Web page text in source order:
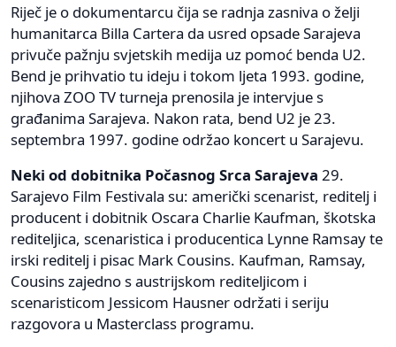
Riječ je o dokumentarcu čija se radnja zasniva o želji
humanitarca Billa Cartera da usred opsade Sarajeva
privuče pažnju svjetskih medija uz pomoć benda U2.
Bend je prihvatio tu ideju i tokom ljeta 1993. godine,
njihova ZOO TV turneja prenosila je intervjue s
građanima Sarajeva. Nakon rata, bend U2 je 23.
septembra 1997. godine održao koncert u Sarajevu.
Neki od dobitnika Počasnog Srca Sarajeva 29.
Sarajevo Film Festivala su: američki scenarist, reditelj i
producent i dobitnik Oscara Charlie Kaufman, škotska
rediteljica, scenaristica i producentica Lynne Ramsay te
irski reditelj i pisac Mark Cousins. Kaufman, Ramsay,
Cousins zajedno s austrijskom rediteljicom i
scenaristicom Jessicom Hausner održati i seriju
razgovora u Masterclass programu.